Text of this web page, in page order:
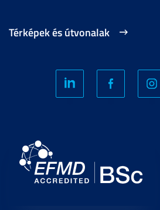
Térképek és útvonalak